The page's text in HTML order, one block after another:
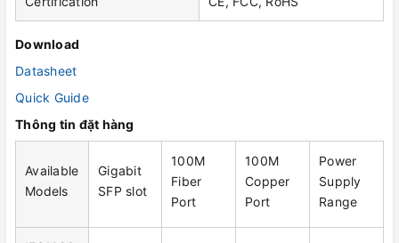
Download
Datasheet
Quick Guide
Thông tin đặt hàng
Available
Models
Gigabit
SFP slot
100M
Fiber
Port
100M
Copper
Port
Power
Supply
Range